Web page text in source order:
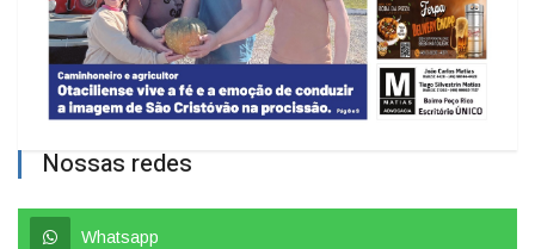
Nossas redes
Whatsapp